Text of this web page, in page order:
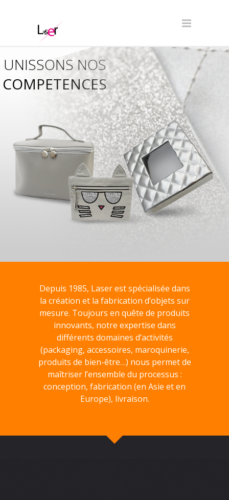
COMPETENCES
UNISSONS NOS
Depuis 1985, Laser est spécialisée dans
la création et la fabrication d’objets sur
mesure. Toujours en quête de produits
innovants, notre expertise dans
différents domaines d’activités
(packaging, accessoires, maroquinerie,
produits de bien-être…) nous permet de
maîtriser l’ensemble du processus :
conception, fabrication (en Asie et en
Europe), livraison.